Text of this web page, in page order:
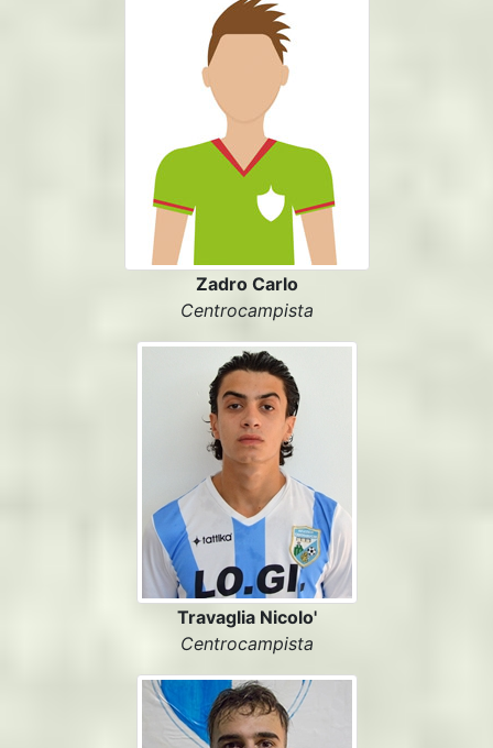
Zadro Carlo
Centrocampista
Travaglia Nicolo'
Centrocampista